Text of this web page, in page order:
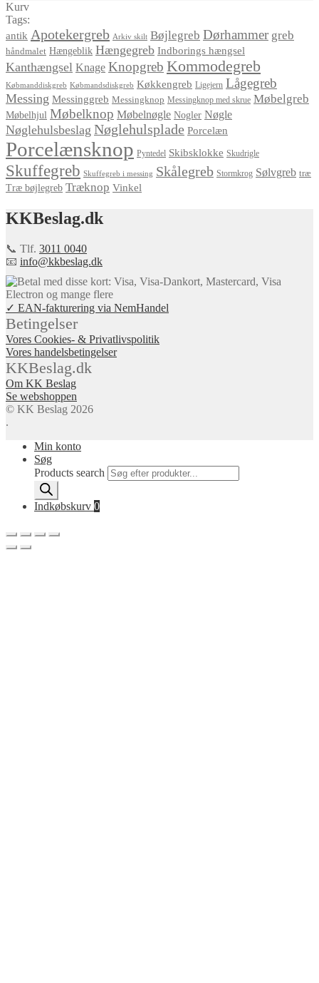
Kurv
Tags:
antik Apotekergreb Arkiv skilt Bøjlegreb Dørhammer greb
håndmalet Hængeblik Hængegreb Indborings hængsel
Kanthængsel Knage Knopgreb Kommodegreb
Købmanddiskgreb Købmandsdiskgreb Køkkengreb Ligejern Lågegreb
Messing Messinggreb Messingknop Messingknop med skrue Møbelgreb
Møbelhjul Møbelknop Møbelnøgle Nogler Nøgle
Nøglehulsbeslag Nøglehulsplade Porcelæn
Porcelænsknop Pyntedel Skibsklokke Skudrigle
Skuffegreb Skuffegreb i messing Skålegreb Stormkrog Sølvgreb træ
Træ bøjlegreb Træknop Vinkel
KKBeslag.dk
📞 Tlf. 3011 0040
📧 info@kkbeslag.dk
✓ EAN-fakturering via NemHandel
Betingelser
Vores Cookies- & Privatlivspolitik
Vores handelsbetingelser
KKBeslag.dk
Om KK Beslag
Se webshoppen
© KK Beslag 2026
.
Min konto
Søg
Products search
Indkøbskurv 0